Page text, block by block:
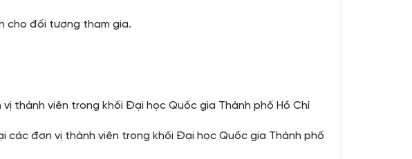
cho đối tượng tham gia.
thành viên trong khối Đại học Quốc gia Thành phố Hồ Chí
các đơn vị thành viên trong khối Đại học Quốc gia Thành phố